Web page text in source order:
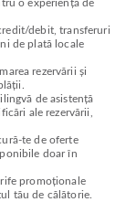
o experiență de
debit, transferuri
de plată locale
rezervării și
de asistență
ale rezervării,
te de oferte
doar în
promoționale
tău de călătorie.